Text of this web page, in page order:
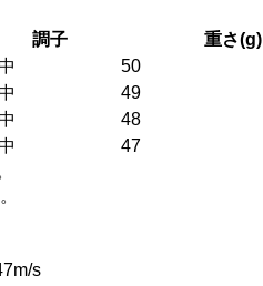
調子
重さ(g)
50
49
48
47
s